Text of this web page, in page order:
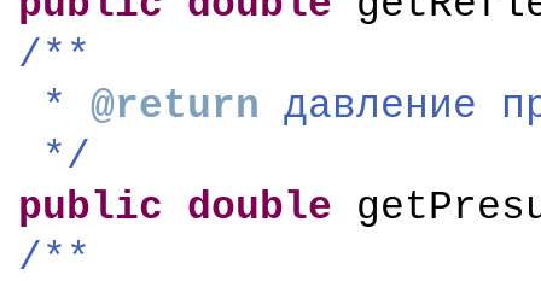
/**
*
@return давление
*/
public
double
/**